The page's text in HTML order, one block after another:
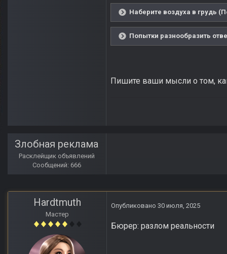
Наберите воздуха в грудь
Попытки разнообразить
Пишите ваши мысли о том,
Злобная реклама
Расклейщик объявлений
Сообщений: 666
Hardtmuth
Мастер
Опубликовано 30 июля, 2025
Бюрер: разлом реальности